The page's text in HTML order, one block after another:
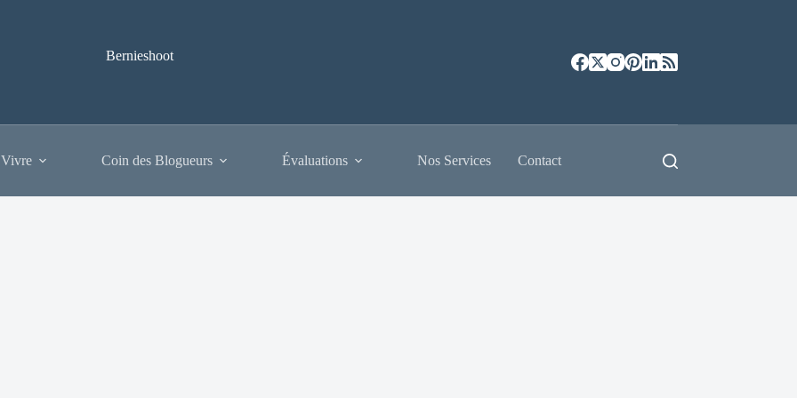
Bernieshoot
Coin des Blogueurs Évaluations Nos Services Contact